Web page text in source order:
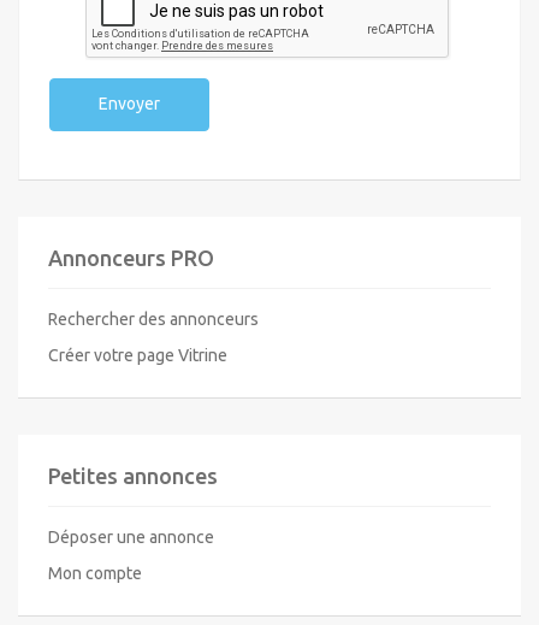
Envoyer
Annonceurs PRO
Rechercher des annonceurs
Créer votre page Vitrine
Petites annonces
Déposer une annonce
Mon compte